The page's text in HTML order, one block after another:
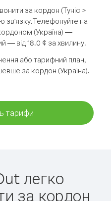
за кордон (Туніс >
зв'язку.Телефонуйте на
(Україна) —
— від 18.0 ¢ за хвилину.
або тарифний план,
за кордон (Україна).
тарифи
легко
за кордон